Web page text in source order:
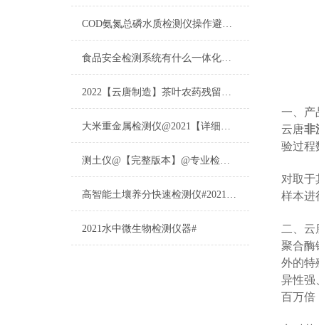
COD氨氮总磷水质检测仪操作避坑指南：这几个步骤直接影响数据准确性
食品安全检测系统有什么一体化配置·2023仪器仪表推荐·山东云唐
2022【云唐制造】茶叶农药残留检测仪多少钱一台@山东云唐仪器仪表制造
大米重金属检测仪@2021【详细版本】@专业检测大米重金属仪器仪表
测土仪@【完整版本】@专业检测土壤的仪器仪表
高智能土壤养分快速检测仪#2021【土壤养分检测专用仪器仪表】
2021水中微生物检测仪器#
一、产
云唐非
验过程
对取于
样本进
二、云
聚合酶
外的特
异性强
百万倍